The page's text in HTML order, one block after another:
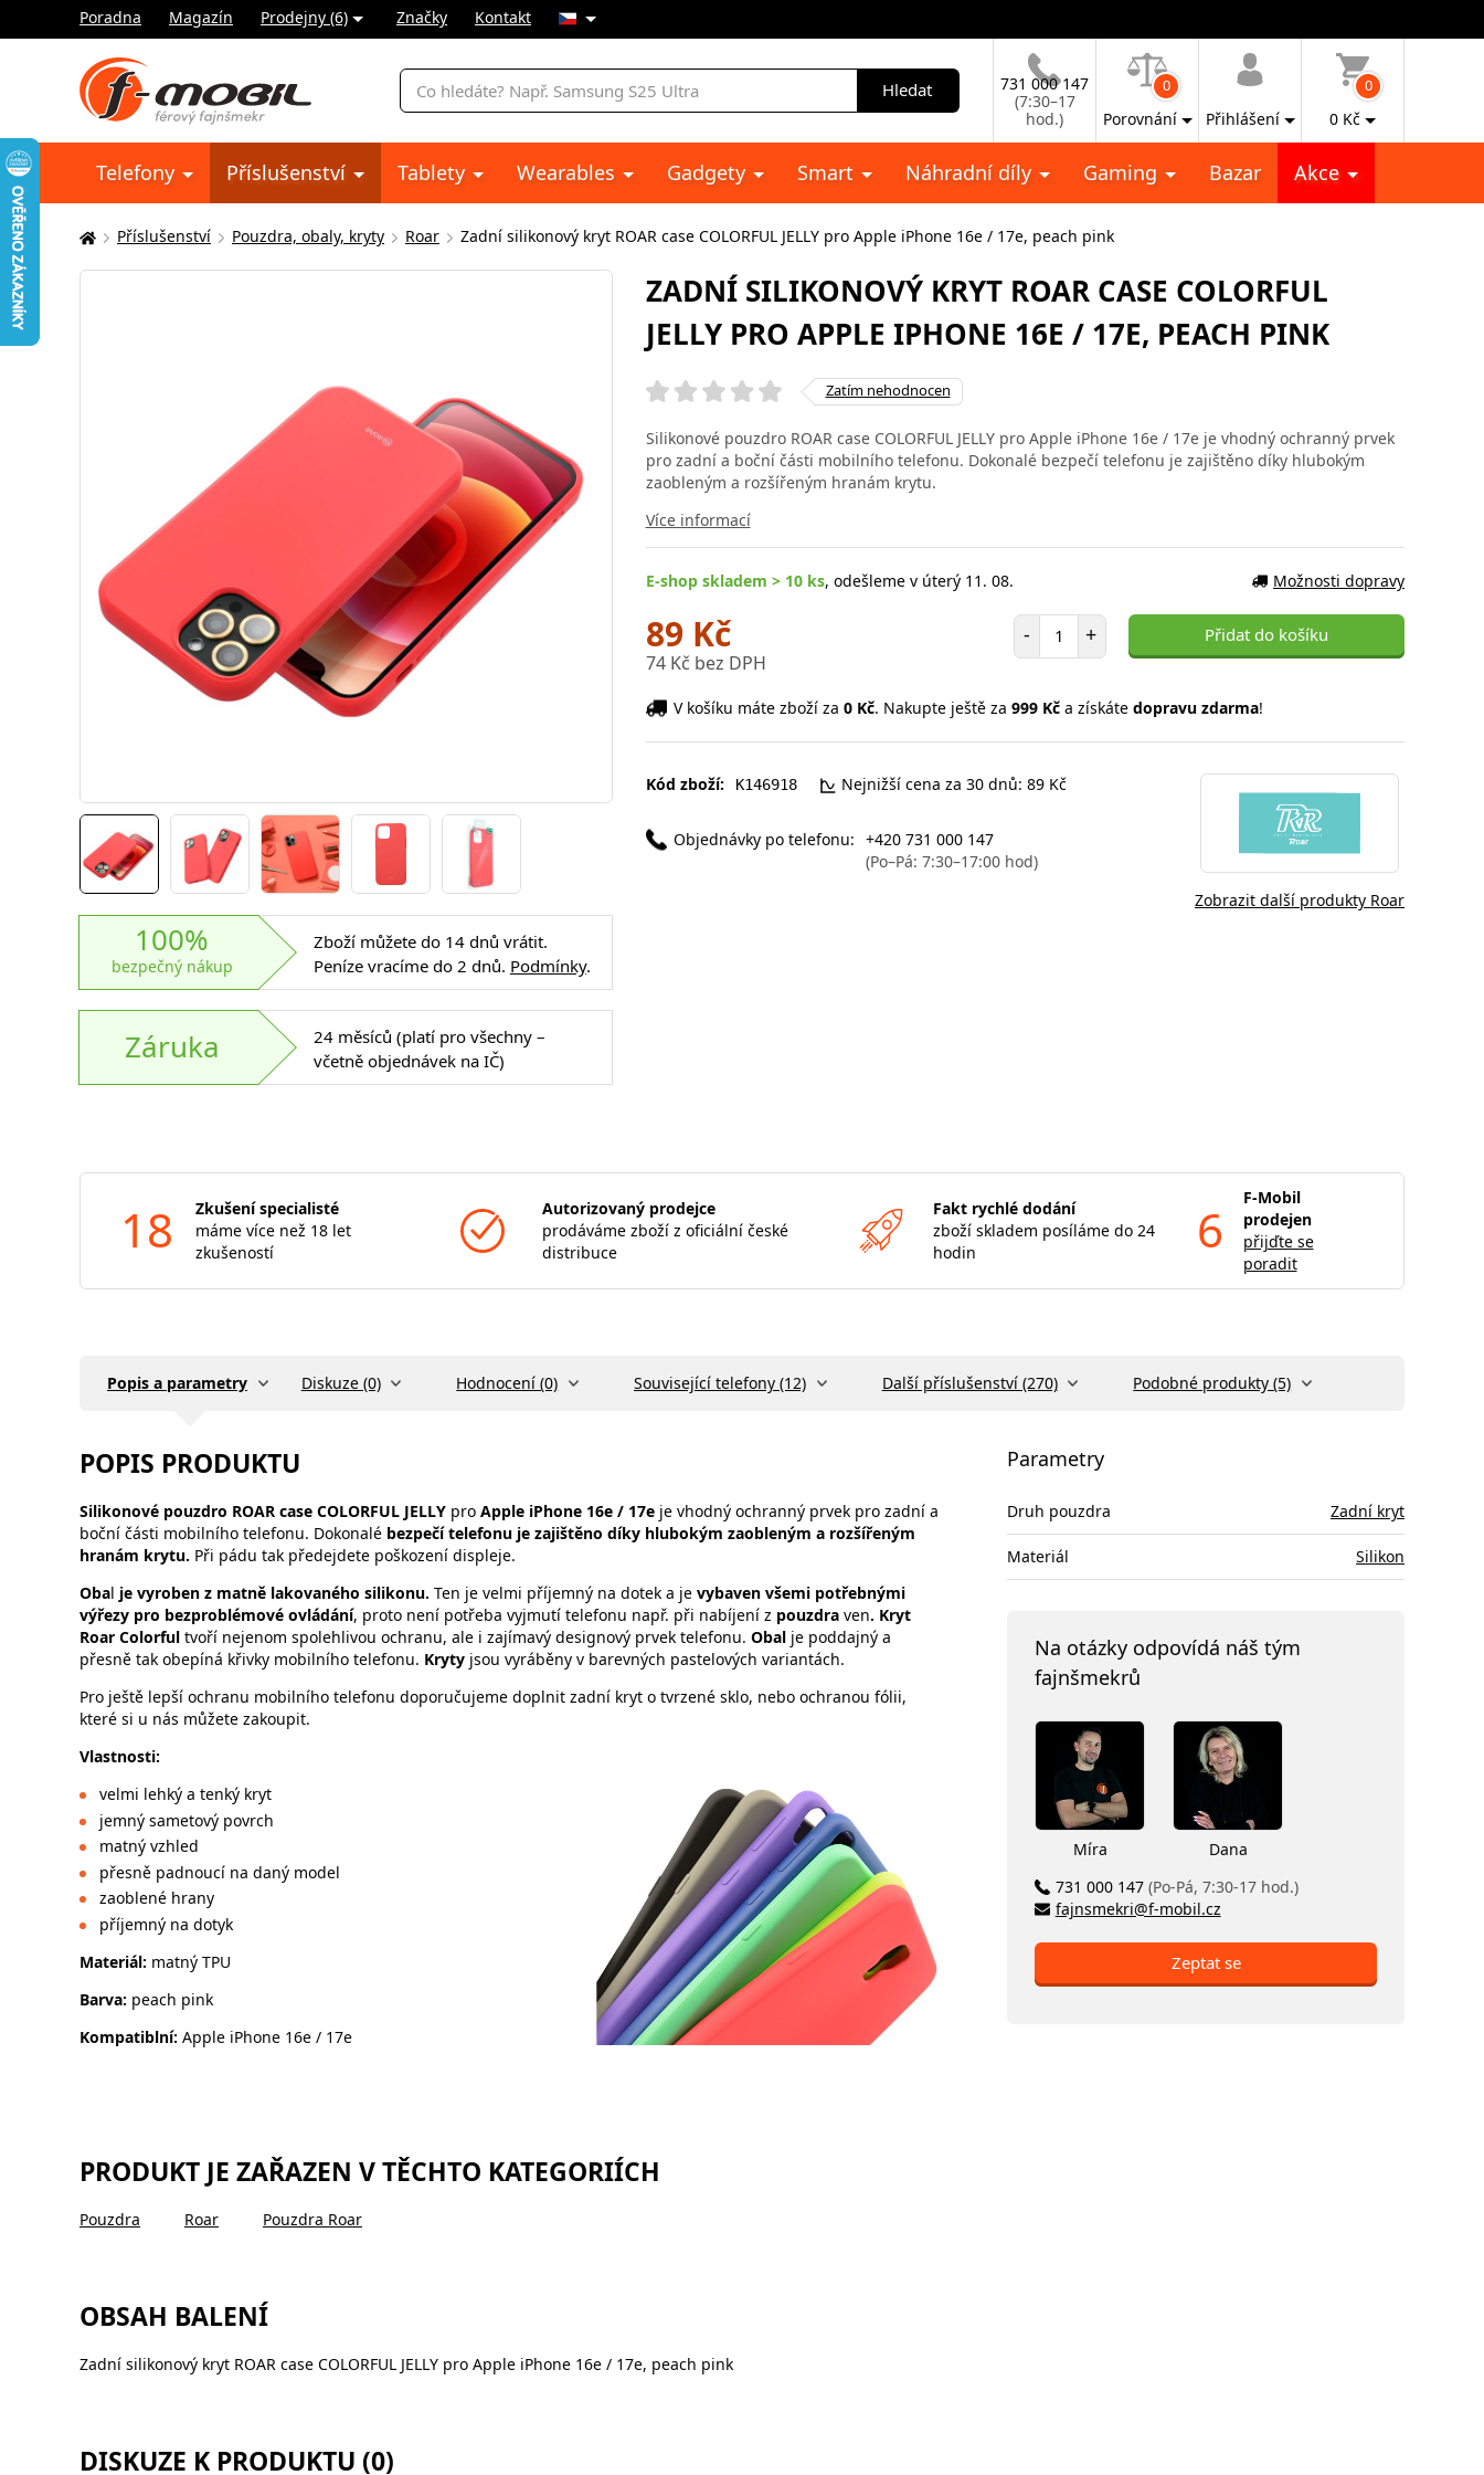
Poradna Magazín Prodejny (6) Značky Kontakt
Vyhledávání
Hledat
731 000 147
(7:30–17
hod.)
0
Porovnání Přihlášení
0
0 Kč
Telefony Příslušenství Tablety Wearables Gadgety Smart Náhradní díly Gaming Bazar Akce
Zde
se
Příslušenství Pouzdra, obaly, kryty Roar Zadní silikonový kryt ROAR case COLORFUL JELLY pro Apple iPhone 16e / 17e, peach pink
100%
bezpečný nákup
Zboží můžete do 14 dnů vrátit.
Peníze vracíme do 2 dnů. Podmínky.
Záruka
24 měsíců (platí pro všechny –
včetně objednávek na IČ)
ZADNÍ SILIKONOVÝ KRYT ROAR CASE COLORFUL
JELLY PRO APPLE IPHONE 16E / 17E, PEACH PINK
Zatím nehodnocen
Silikonové pouzdro ROAR case COLORFUL JELLY pro Apple iPhone 16e / 17e je vhodný ochranný prvek
pro zadní a boční části mobilního telefonu. Dokonalé bezpečí telefonu je zajištěno díky hlubokým
zaobleným a rozšířeným hranám krytu.
Více informací
E-shop skladem > 10 ks, odešleme v úterý 11. 08. Možnosti dopravy
89 Kč
74 Kč bez DPH
- Počet položek
+ Přidat do košíku
V košíku máte zboží za 0 Kč. Nakupte ještě za 999 Kča získáte dopravu zdarma!
Kód zboží: K146918 Nejnižší cena za 30 dnů: 89 Kč
Objednávky po telefonu: +420 731 000 147
(Po–Pá: 7:30–17:00 hod)
Zobrazit další produkty Roar
18
Zkušení specialisté
máme více než 18 let
zkušeností
Autorizovaný prodejce
prodáváme zboží z oficiální české
distribuce
Fakt rychlé dodání
zboží skladem posíláme do 24
hodin
6
F-Mobil
prodejen
přijďte se
poradit
Popis a parametry Diskuze (0) Hodnocení (0) Související telefony (12) Další příslušenství (270) Podobné produkty (5)
POPIS PRODUKTU
Silikonové pouzdro ROAR case COLORFUL JELLY pro Apple iPhone 16e / 17e je vhodný ochranný prvek pro zadní a
boční části mobilního telefonu. Dokonalé bezpečí telefonu je zajištěno díky hlubokým zaobleným a rozšířeným
hranám krytu. Při pádu tak předejdete poškození displeje.
Obal je vyroben z matně lakovaného silikonu. Ten je velmi příjemný na dotek a je vybaven všemi potřebnými
výřezy pro bezproblémové ovládání, proto není potřeba vyjmutí telefonu např. při nabíjení z pouzdra ven. Kryt
Roar Colorful tvoří nejenom spolehlivou ochranu, ale i zajímavý designový prvek telefonu. Obal je poddajný a
přesně tak obepíná křivky mobilního telefonu. Kryty jsou vyráběny v barevných pastelových variantách.
Pro ještě lepší ochranu mobilního telefonu doporučujeme doplnit zadní kryt o tvrzené sklo, nebo ochranou fólii,
které si u nás můžete zakoupit.
Vlastnosti:
velmi lehký a tenký kryt
jemný sametový povrch
matný vzhled
přesně padnoucí na daný model
zaoblené hrany
příjemný na dotyk
Materiál: matný TPU
Barva: peach pink
Kompatiblní: Apple iPhone 16e / 17e
PRODUKT JE ZAŘAZEN V TĚCHTO KATEGORIÍCH
Pouzdra Roar Pouzdra Roar
OBSAH BALENÍ
Zadní silikonový kryt ROAR case COLORFUL JELLY pro Apple iPhone 16e / 17e, peach pink
DISKUZE K PRODUKTU (0)
Parametry
Druh pouzdra Zadní kryt
Materiál Silikon
Na otázky odpovídá náš tým
fajnšmekrů
Míra
Dana
731 000 147 (Po-Pá, 7:30-17 hod.)
fajnsmekri@f-mobil.cz
Zeptat se